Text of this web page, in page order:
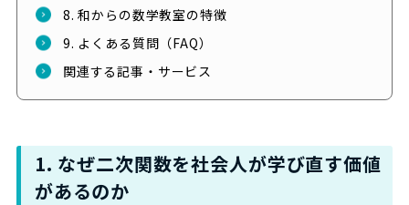
8. 和からの数学教室の特徴
9. よくある質問（FAQ）
関連する記事・サービス
1. なぜ二次関数を社会人が学び直す価値
があるのか